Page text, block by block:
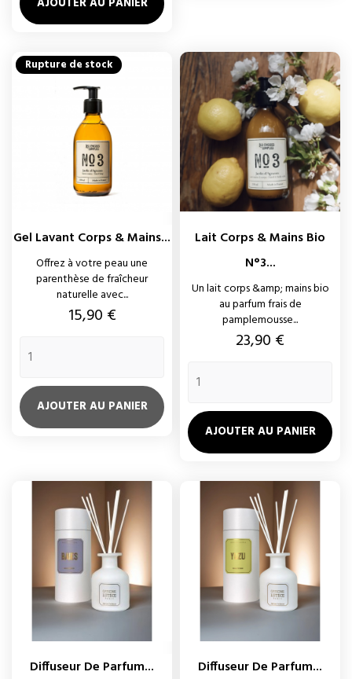
Gel Lavant Corps & Mains...
Offrez à votre peau une
parenthèse de fraîcheur
naturelle avec...
Prix
15,90 €
AJOUTER AU PANIER
Rupture de stock
Lait Corps & Mains Bio
N°3...
Un lait corps &amp; mains bio
au parfum frais de
pamplemousse...
Prix
23,90 €
AJOUTER AU PANIER
Diffuseur De Parfum... Diffuseur De Parfum...